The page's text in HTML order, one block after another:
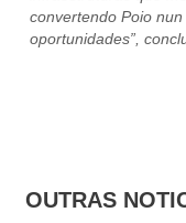
convertendo Poio
oportunidades”,
OUTRAS